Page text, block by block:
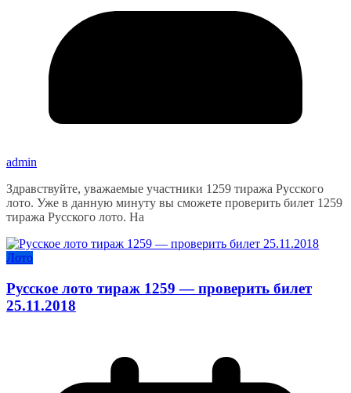
admin
Здравствуйте, уважаемые участники 1259 тиража Русского
лото. Уже в данную минуту вы сможете проверить билет 1259
тиража Русского лото. На
Лото
Русское лото тираж 1259 — проверить билет
25.11.2018